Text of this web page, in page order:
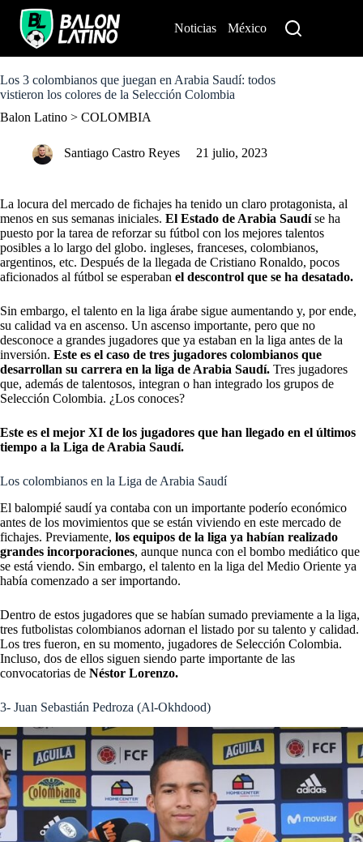
o
c
n
Noticias México
Los 3 colombianos que juegan en Arabia Saudí: todos
vistieron los colores de la Selección Colombia
Balon Latino > COLOMBIA
Santiago Castro Reyes 21 julio, 2023
La locura del mercado de fichajes ha tenido un claro protagonista, al
menos en sus semanas iniciales. El Estado de Arabia Saudíse ha
puesto porla tarea de reforzar su fútbol con los mejores talentos
posibles a lo largo del globo. ingleses, franceses, colombianos,
argentinos, etc. Después de la llegada de Cristiano Ronaldo, pocos
aficionados al fútbol se esperaban el descontrol que se ha desatado.
Sin embargo, el talento en la liga árabe sigue aumentando y, por ende,
su calidad va en ascenso. Un ascenso importante, pero que no
desconoce a grandes jugadores que ya estaban en la liga antes de la
inversión. Este es el caso de tres jugadores colombianos que
desarrollan su carrera en la liga de Arabia Saudí. Tres jugadores
que, además de talentosos, integran o han integrado los grupos de
Selección Colombia. ¿Los conoces?
Este es el mejor XI de los jugadores que han llegado en el últimos
tiempo a la Liga de Arabia Saudí.
Los colombianos en la Liga de Arabia Saudí
El balompié saudí ya contaba con un importante poderío económico
antes de los movimientos que se están viviendo en este mercado de
fichajes. Previamente, los equipos de la liga ya habían realizado
grandes incorporaciones, aunque nunca con el bombo mediático que
se está viendo. Sin embargo, el talento en la liga del Medio Oriente ya
había comenzado a ser importando.
Dentro de estos jugadores que se habían sumado previamente a la liga,
tres futbolistas colombianos adornan el listado por su talento y calidad.
Los tres fueron, en su momento, jugadores de Selección Colombia.
Incluso, dos de ellos siguen siendo parte importante de las
convocatorias de Néstor Lorenzo.
3- Juan Sebastián Pedroza (Al-Okhdood)